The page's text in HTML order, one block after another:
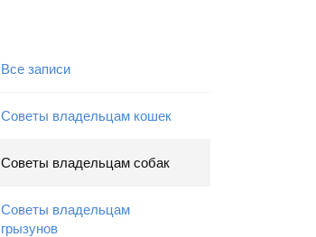
Все записи
Советы владельцам кошек
Советы владельцам собак
Советы владельцам
грызунов